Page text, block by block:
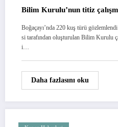
Bilim Kurulu’nun titiz
Boğaçayı’nda 220 kuş türü
si tarafından oluşturulan Bilim Kurulu
i…
Daha fazlasını oku